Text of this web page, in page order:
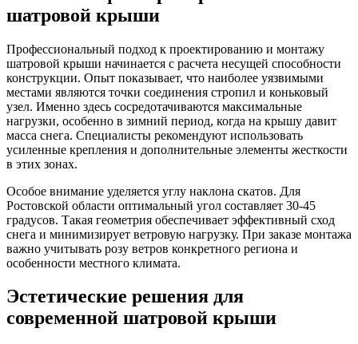
шатровой крыши
Профессиональный подход к проектированию и монтажу
шатровой крыши начинается с расчета несущей способности
конструкции. Опыт показывает, что наиболее уязвимыми
местами являются точки соединения стропил и коньковый
узел. Именно здесь сосредотачиваются максимальные
нагрузки, особенно в зимний период, когда на крышу давит
масса снега. Специалисты рекомендуют использовать
усиленные крепления и дополнительные элементы жесткости
в этих зонах.
Особое внимание уделяется углу наклона скатов. Для
Ростовской области оптимальный угол составляет 30-45
градусов. Такая геометрия обеспечивает эффективный сход
снега и минимизирует ветровую нагрузку. При заказе монтажа
важно учитывать розу ветров конкретного региона и
особенности местного климата.
Эстетические решения для
современной шатровой крыши